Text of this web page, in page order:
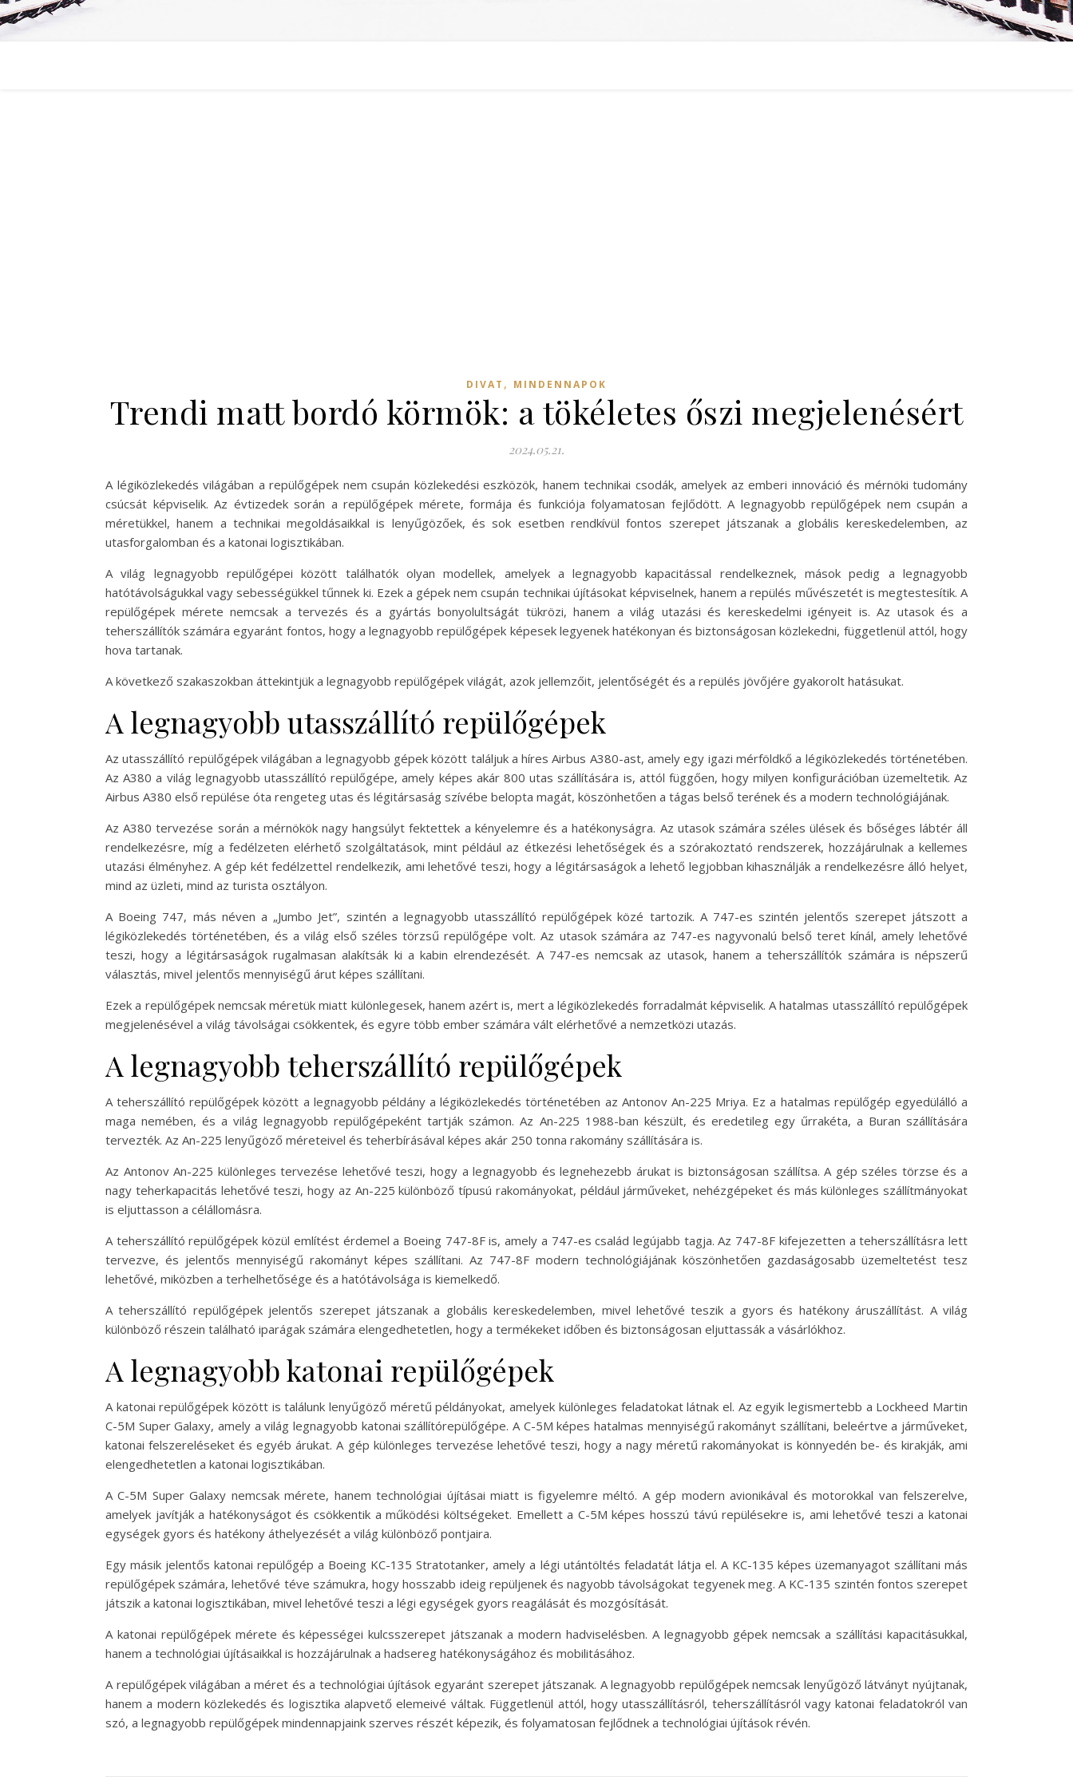
DIVAT , MINDENNAPOK
Trendi matt bordó körmök: a tökéletes őszi megjelenésért
2024.05.21.
A légiközlekedés világában a repülőgépek nem csupán közlekedési eszközök, hanem technikai csodák, amelyek az emberi innováció és mérnöki tudomány
csúcsát képviselik. Az évtizedek során a repülőgépek mérete, formája és funkciója folyamatosan fejlődött. A legnagyobb repülőgépek nem csupán a
méretükkel, hanem a technikai megoldásaikkal is lenyűgözőek, és sok esetben rendkívül fontos szerepet játszanak a globális kereskedelemben, az
utasforgalomban és a katonai logisztikában.
A világ legnagyobb repülőgépei között találhatók olyan modellek, amelyek a legnagyobb kapacitással rendelkeznek, mások pedig a legnagyobb
hatótávolságukkal vagy sebességükkel tűnnek ki. Ezek a gépek nem csupán technikai újításokat képviselnek, hanem a repülés művészetét is megtestesítik. A
repülőgépek mérete nemcsak a tervezés és a gyártás bonyolultságát tükrözi, hanem a világ utazási és kereskedelmi igényeit is. Az utasok és a
teherszállítók számára egyaránt fontos, hogy a legnagyobb repülőgépek képesek legyenek hatékonyan és biztonságosan közlekedni, függetlenül attól, hogy
hova tartanak.
A következő szakaszokban áttekintjük a legnagyobb repülőgépek világát, azok jellemzőit, jelentőségét és a repülés jövőjére gyakorolt hatásukat.
A legnagyobb utasszállító repülőgépek
Az utasszállító repülőgépek világában a legnagyobb gépek között találjuk a híres Airbus A380-ast, amely egy igazi mérföldkő a légiközlekedés történetében.
Az A380 a világ legnagyobb utasszállító repülőgépe, amely képes akár 800 utas szállítására is, attól függően, hogy milyen konfigurációban üzemeltetik. Az
Airbus A380 első repülése óta rengeteg utas és légitársaság szívébe belopta magát, köszönhetően a tágas belső terének és a modern technológiájának.
Az A380 tervezése során a mérnökök nagy hangsúlyt fektettek a kényelemre és a hatékonyságra. Az utasok számára széles ülések és bőséges lábtér áll
rendelkezésre, míg a fedélzeten elérhető szolgáltatások, mint például az étkezési lehetőségek és a szórakoztató rendszerek, hozzájárulnak a kellemes
utazási élményhez. A gép két fedélzettel rendelkezik, ami lehetővé teszi, hogy a légitársaságok a lehető legjobban kihasználják a rendelkezésre álló helyet,
mind az üzleti, mind az turista osztályon.
A Boeing 747, más néven a „Jumbo Jet”, szintén a legnagyobb utasszállító repülőgépek közé tartozik. A 747-es szintén jelentős szerepet játszott a
légiközlekedés történetében, és a világ első széles törzsű repülőgépe volt. Az utasok számára az 747-es nagyvonalú belső teret kínál, amely lehetővé
teszi, hogy a légitársaságok rugalmasan alakítsák ki a kabin elrendezését. A 747-es nemcsak az utasok, hanem a teherszállítók számára is népszerű
választás, mivel jelentős mennyiségű árut képes szállítani.
Ezek a repülőgépek nemcsak méretük miatt különlegesek, hanem azért is, mert a légiközlekedés forradalmát képviselik. A hatalmas utasszállító repülőgépek
megjelenésével a világ távolságai csökkentek, és egyre több ember számára vált elérhetővé a nemzetközi utazás.
A legnagyobb teherszállító repülőgépek
A teherszállító repülőgépek között a legnagyobb példány a légiközlekedés történetében az Antonov An-225 Mriya. Ez a hatalmas repülőgép egyedülálló a
maga nemében, és a világ legnagyobb repülőgépeként tartják számon. Az An-225 1988-ban készült, és eredetileg egy űrrakéta, a Buran szállítására
tervezték. Az An-225 lenyűgöző méreteivel és teherbírásával képes akár 250 tonna rakomány szállítására is.
Az Antonov An-225 különleges tervezése lehetővé teszi, hogy a legnagyobb és legnehezebb árukat is biztonságosan szállítsa. A gép széles törzse és a
nagy teherkapacitás lehetővé teszi, hogy az An-225 különböző típusú rakományokat, például járműveket, nehézgépeket és más különleges szállítmányokat
is eljuttasson a célállomásra.
A teherszállító repülőgépek közül említést érdemel a Boeing 747-8F is, amely a 747-es család legújabb tagja. Az 747-8F kifejezetten a teherszállításra lett
tervezve, és jelentős mennyiségű rakományt képes szállítani. Az 747-8F modern technológiájának köszönhetően gazdaságosabb üzemeltetést tesz
lehetővé, miközben a terhelhetősége és a hatótávolsága is kiemelkedő.
A teherszállító repülőgépek jelentős szerepet játszanak a globális kereskedelemben, mivel lehetővé teszik a gyors és hatékony áruszállítást. A világ
különböző részein található iparágak számára elengedhetetlen, hogy a termékeket időben és biztonságosan eljuttassák a vásárlókhoz.
A legnagyobb katonai repülőgépek
A katonai repülőgépek között is találunk lenyűgöző méretű példányokat, amelyek különleges feladatokat látnak el. Az egyik legismertebb a Lockheed Martin
C-5M Super Galaxy, amely a világ legnagyobb katonai szállítórepülőgépe. A C-5M képes hatalmas mennyiségű rakományt szállítani, beleértve a járműveket,
katonai felszereléseket és egyéb árukat. A gép különleges tervezése lehetővé teszi, hogy a nagy méretű rakományokat is könnyedén be- és kirakják, ami
elengedhetetlen a katonai logisztikában.
A C-5M Super Galaxy nemcsak mérete, hanem technológiai újításai miatt is figyelemre méltó. A gép modern avionikával és motorokkal van felszerelve,
amelyek javítják a hatékonyságot és csökkentik a működési költségeket. Emellett a C-5M képes hosszú távú repülésekre is, ami lehetővé teszi a katonai
egységek gyors és hatékony áthelyezését a világ különböző pontjaira.
Egy másik jelentős katonai repülőgép a Boeing KC-135 Stratotanker, amely a légi utántöltés feladatát látja el. A KC-135 képes üzemanyagot szállítani más
repülőgépek számára, lehetővé téve számukra, hogy hosszabb ideig repüljenek és nagyobb távolságokat tegyenek meg. A KC-135 szintén fontos szerepet
játszik a katonai logisztikában, mivel lehetővé teszi a légi egységek gyors reagálását és mozgósítását.
A katonai repülőgépek mérete és képességei kulcsszerepet játszanak a modern hadviselésben. A legnagyobb gépek nemcsak a szállítási kapacitásukkal,
hanem a technológiai újításaikkal is hozzájárulnak a hadsereg hatékonyságához és mobilitásához.
A repülőgépek világában a méret és a technológiai újítások egyaránt szerepet játszanak. A legnagyobb repülőgépek nemcsak lenyűgöző látványt nyújtanak,
hanem a modern közlekedés és logisztika alapvető elemeivé váltak. Függetlenül attól, hogy utasszállításról, teherszállításról vagy katonai feladatokról van
szó, a legnagyobb repülőgépek mindennapjaink szerves részét képezik, és folyamatosan fejlődnek a technológiai újítások révén.